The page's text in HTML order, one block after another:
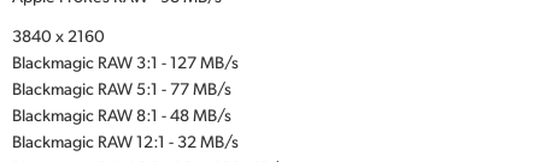
3840 x 2160
Blackmagic RAW 3:1 - 127 MB/s
Blackmagic RAW 5:1 - 77 MB/s
Blackmagic RAW 8:1 - 48 MB/s
Blackmagic RAW 12:1 - 32 MB/s